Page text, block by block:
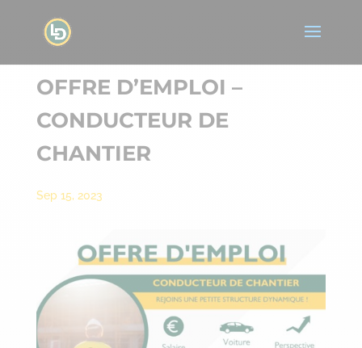
OFFRE D’EMPLOI –
CONDUCTEUR DE
CHANTIER
Sep 15, 2023